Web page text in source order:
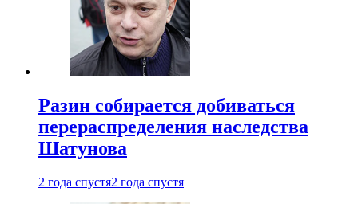
Разин собирается добиваться
перераспределения наследства
Шатунова
2 года спустя2 года спустя